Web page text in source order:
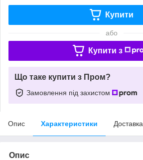
Купити
або
Купити з
Що таке купити з Пром?
Замовлення під захистом
Опис Характеристики Доставка
Опис